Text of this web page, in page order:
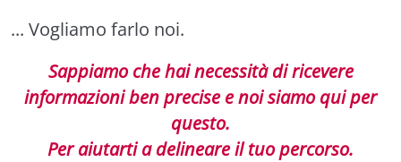
... Vogliamo farlo noi.
Sappiamo che hai necessità di ricevere
informazioni ben precise e noi siamo qui per
questo.
Per aiutarti a delineare il tuo percorso.